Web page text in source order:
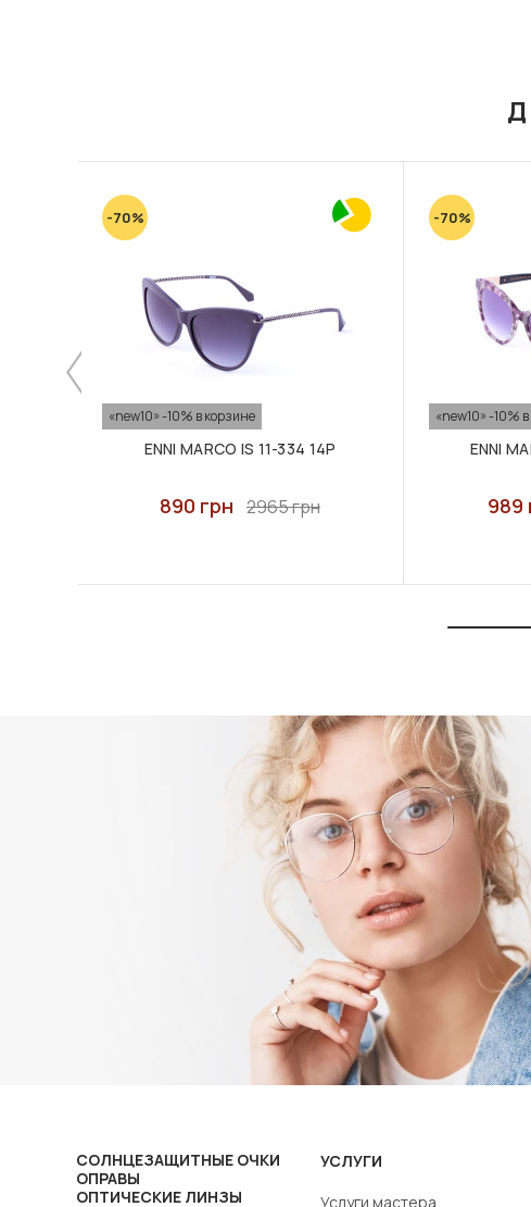
-70%
«new10» -10% в корзине
ENNI MARCO IS 11-334 14P
890 грн 2965 грн
-70%
«new10» -10%
ENNI
989
СОЛНЦЕЗАЩИТНЫЕ ОЧКИ
ОПРАВЫ
ОПТИЧЕСКИЕ ЛИНЗЫ
УСЛУГИ
Услуги мастера